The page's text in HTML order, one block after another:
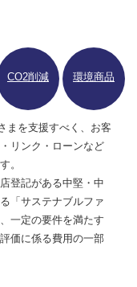
CO2削減 環境商品
まを支援すべく、お客
リンク・ローンなど
。
登記がある中堅・中
「サステナブルファ
一定の要件を満たす
価に係る費用の一部